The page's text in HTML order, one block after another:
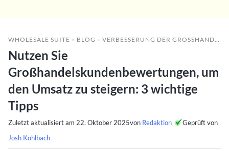
WHOLESALE SUITE » BLOG » VERBESSERUNG DER GROSSHANDELSLEISTUNG
Nutzen Sie
Großhandelskundenbewertungen, um
den Umsatz zu steigern: 3 wichtige
Tipps
Zuletzt aktualisiert am 22. Oktober 2025von Redaktion
Geprüft von
Josh Kohlbach